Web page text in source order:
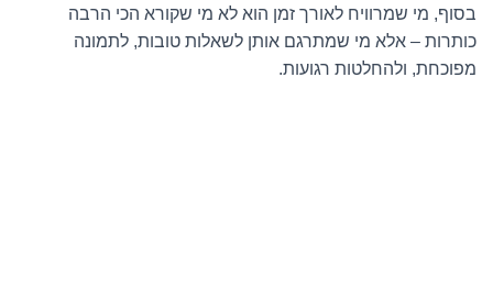
בסוף, מי שמרוויח לאורך זמן הוא לא מי שקורא הכי הרבה
כותרות – אלא מי שמתרגם אותן לשאלות טובות, לתמונה
מפוכחת, ולהחלטות רגועות.